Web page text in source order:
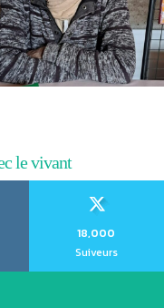
le vivant
18,000
Suiveurs